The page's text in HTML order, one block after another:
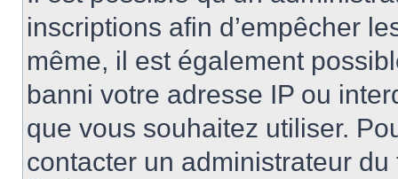
inscriptions afin d’empêcher
même, il est également
banni votre adresse IP ou
que vous souhaitez utiliser.
contacter un administrateur du